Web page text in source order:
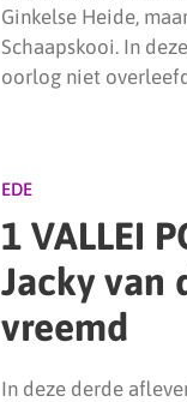
Ginkelse Heide,
Schaapskooi. In
oorlog niet
EDE
1 VALLEI
Jacky van
vreemd
In deze derde